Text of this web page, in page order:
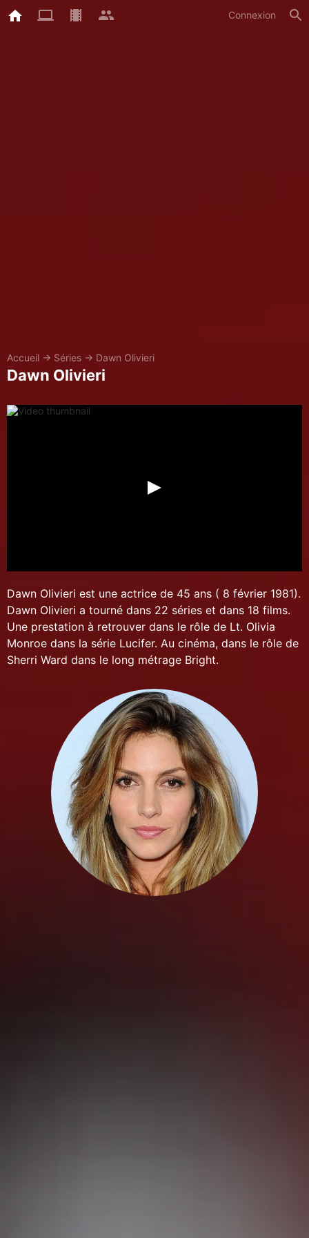
Connexion
Accueil → Séries → Dawn Olivieri
Dawn Olivieri
Dawn Olivieri est une actrice de 45 ans ( 8 février 1981).
Dawn Olivieri a tourné dans 22 séries et dans 18 films.
Une prestation à retrouver dans le rôle de Lt. Olivia
Monroe dans la série Lucifer. Au cinéma, dans le rôle de
Sherri Ward dans le long métrage Bright.